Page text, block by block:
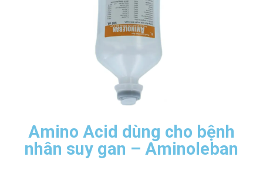
Amino Acid dùng cho bệnh
nhân suy gan – Aminoleban